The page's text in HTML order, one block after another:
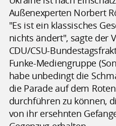
Außenexperten Norbert
"Es ist ein klassisches
nichts ändert", sagte der
CDU/CSU-
Funke-Mediengruppe
habe unbedingt die
die Parade auf dem
durchführen zu können,
von ihr ersehnten